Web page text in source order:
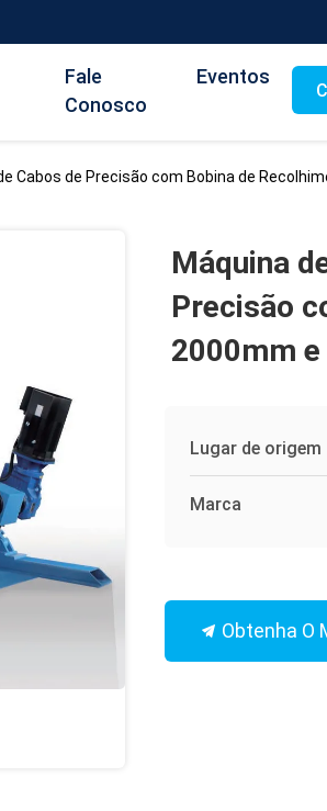
Fale
Conosco
Eventos
Cabos de Precisão com Bobina de
Máquina
Precisão
2000mm
Lugar de origem
Marca
Obtenha O